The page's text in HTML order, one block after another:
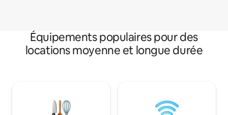
Équipements populaires pour des
locations moyenne et longue durée